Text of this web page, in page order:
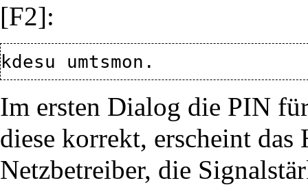
[F2]:
Im ersten Dialog die PIN
diese korrekt, erscheint das
Netzbetreiber, die